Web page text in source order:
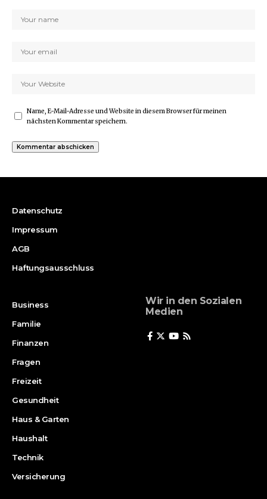
Name, E-Mail-Adresse und Website in diesem Browser für meinen
nächsten Kommentar speichern.
Datenschutz
Impressum
AGB
Haftungsausschluss
Business
Familie
Finanzen
Fragen
Freizeit
Gesundheit
Haus & Garten
Haushalt
Technik
Versicherung
Wir in den Sozialen
Medien